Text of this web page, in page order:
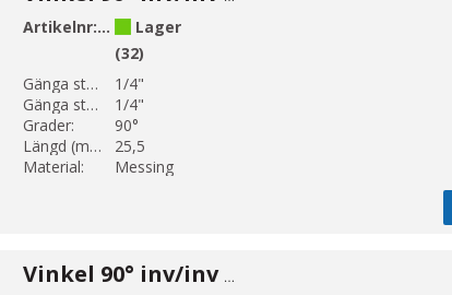
Artikelnr:E17-2Lager
(32)
Gänga storlek 1:
1/4"
Gänga storlek 2:
1/4"
Grader:
90°
Längd (mm):
25,5
Material:
Messing
Vinkel 90° inv/inv 3/8"